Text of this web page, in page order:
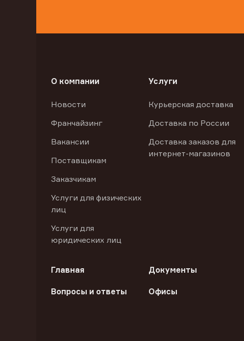
О компании
Новости
Франчайзинг
Вакансии
Поставщикам
Заказчикам
Услуги для физических
лиц
Услуги для
юридических лиц
Услуги
Курьерская доставка
Доставка по России
Доставка заказов для
интернет-магазинов
Главная Документы
Вопросы и ответы Офисы